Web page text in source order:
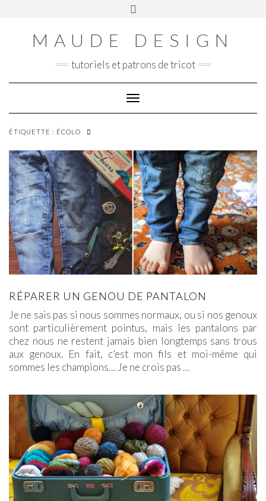
MAUDE DESIGN
tutoriels et patrons de tricot
Toggle Navigation
ÉTIQUETTE : ÉCOLO
RÉPARER UN GENOU DE PANTALON
Je ne sais pas si nous sommes normaux, ou si nos genoux
sont particulièrement pointus, mais les pantalons par
chez nous ne restent jamais bien longtemps sans trous
aux genoux. En fait, c’est mon fils et moi-même qui
sommes les champions… Je ne crois pas …